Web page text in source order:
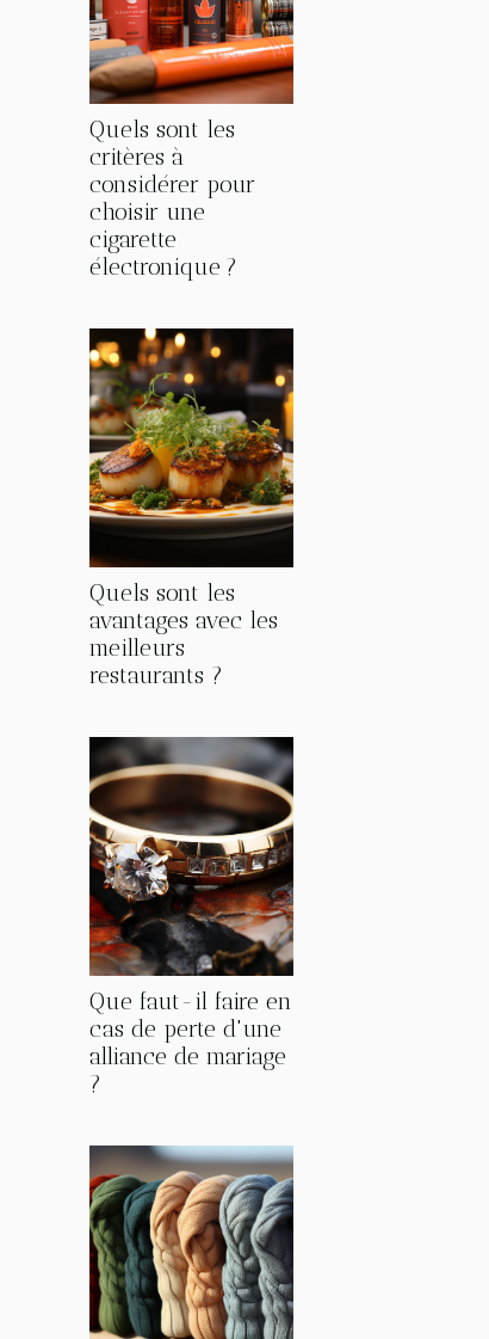
Quels sont les
critères à
considérer pour
choisir une
cigarette
électronique ?
Quels sont les
avantages avec les
meilleurs
restaurants ?
Que faut-il faire en
cas de perte d'une
alliance de mariage
?